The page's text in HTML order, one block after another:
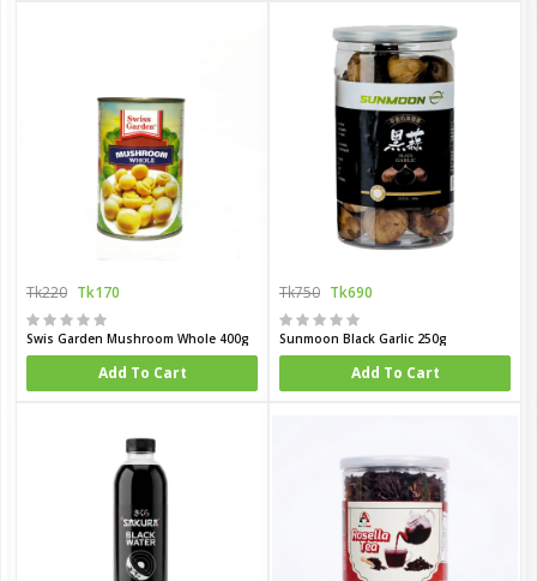
Tk220 Tk170
Swis Garden Mushroom Whole 400g
Add To Cart
Tk750 Tk690
Sunmoon Black Garlic 250g
Add To Cart